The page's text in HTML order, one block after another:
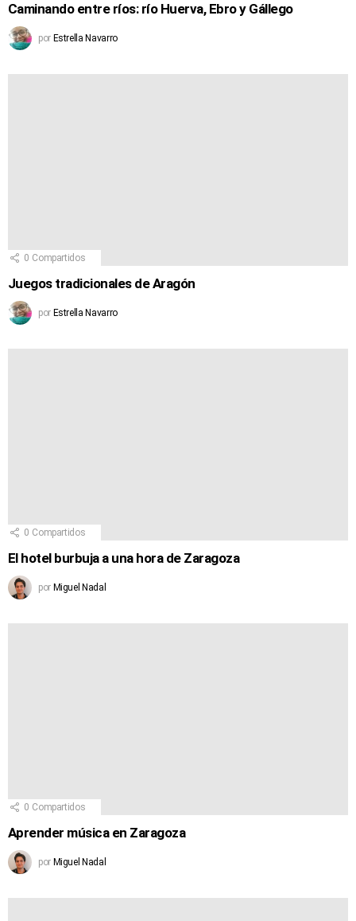
Caminando entre ríos: río Huerva, Ebro y Gállego
por Estrella Navarro
0 Compartidos
Juegos tradicionales de Aragón
por Estrella Navarro
0 Compartidos
El hotel burbuja a una hora de Zaragoza
por Miguel Nadal
0 Compartidos
Aprender música en Zaragoza
por Miguel Nadal